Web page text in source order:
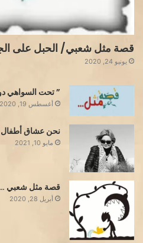
قصة مثل شعبي/ الحبل على
يونيو 24, 2020
” تحت السواهي
أغسطس 19, 2020
نحن عشاق أطفال
مايو 10, 2021
قصة مثل شعبي …
أبريل 28, 2020